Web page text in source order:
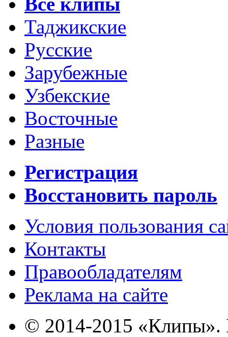
Таджикские
Русские
Зарубежные
Узбекские
Восточные
Разные
Регистрация
Восстановить пароль
Условия пользования
Контакты
Правообладателям
Реклама на сайте
© 2014-2015 «Клипы».